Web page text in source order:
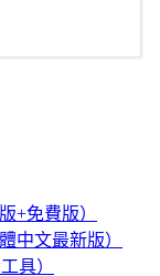
+免費版）
中文最新版）
具）